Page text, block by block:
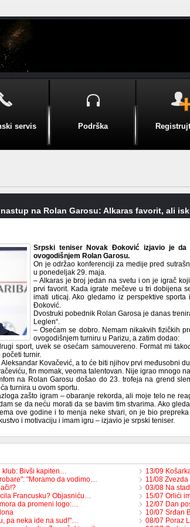
servis Podrška
na Rolan Garosu: Alkaras favorit, ali
Srpski teniser Novak Đoković izjavio je
ovogodišnjem Rolan Garosu.
On je održao konferenciji za medije pred
u ponedeljak 29. maja.
– Alkaras je broj jedan na svetu i on je igrač
prvi favorit. Kada igrate mečeve u tri dobijena
imati uticaj. Ako gledamo iz perspektive
Đoković.
Dvostruki pobednik Rolan Garosa je danas
Leglen“.
– Osećam se dobro. Nemam nikakvih fizičkih
ovogodišnjem turniru u Parizu, a zatim dodao:
sport, uvek se osećam samouvereno. Format mi
turnir.
Kovačević, a to će biti njihov prvi međusobni
fin momak, veoma talentovan. Nije igrao mnogo
na Rolan Garosu došao do 23. trofeja na grend
turnira u ovom sportu.
zašto igram – obaranje rekorda, ali moje telo ne
se da neću morati da se bavim tim stvarima. Ako
ove godine i to menja neke stvari, on je bio
i motivaciju i imam igru – izjavio je srpski teniser.
klub: Bivši kapiten…
"Moramo da vodimo…
Francusku? Objasniću…
da promeni logo:…
pa neka ide na sud!"…
13/09
11/08
03/08 Na
15/07 Orlići
12/07 Dan
10/07 Srđan
08/07 Poraz